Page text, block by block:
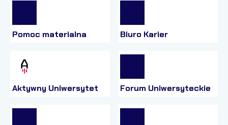
Pomoc materialna Biuro Karier
Aktywny Uniwersytet Forum Uniwersyteckie